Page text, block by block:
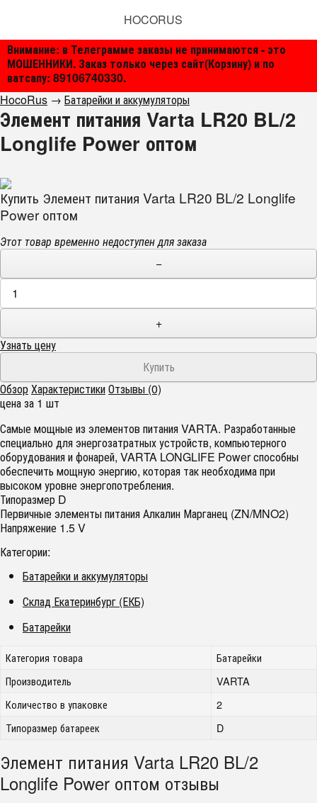
Внимание: в Телеграмме заказы не принимаются - это
МОШЕННИКИ. Заказ только через сайт(Корзину) и по
ватсапу: 89106740330.
HOCORUS
HocoRus → Батарейки и аккумуляторы
Элемент питания Varta LR20 BL/2
Longlife Power оптом
Купить Элемент питания Varta LR20 BL/2 Longlife
Power оптом
Этот товар временно недоступен для заказа
−
+
Узнать цену
ОбзорХарактеристикиОтзывы (0)
цена за 1 шт
Самые мощные из элементов питания VARTA. Разработанные
специально для энергозатратных устройств, компьютерного
оборудования и фонарей, VARTA LONGLIFE Power способны
обеспечить мощную энергию, которая так необходима при
высоком уровне энергопотребления.
Типоразмер D
Первичные элементы питания Алкалин Марганец (ZN/MNO2)
Напряжение 1.5 V
Категории:
Батарейки и аккумуляторы
Склад Екатеринбург (ЕКБ)
Батарейки
Категория товара
Батарейки
Производитель
VARTA
Количество в упаковке
2
Типоразмер батареек
D
Элемент питания Varta LR20 BL/2
Longlife Power оптом отзывы